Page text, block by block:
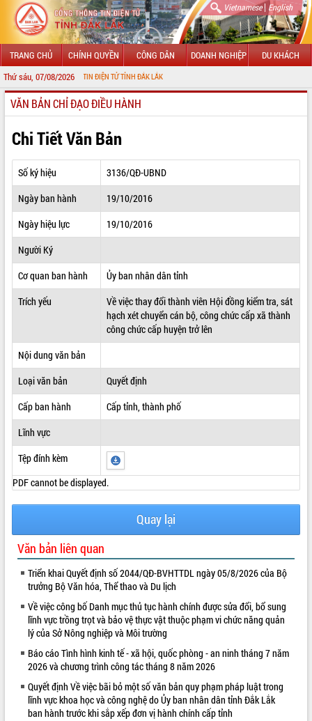
Vietnamese| English
TRANG CHỦ CHÍNH QUYỀN CÔNG DÂN DOANH NGHIỆP DU KHÁCH
Thứ sáu, 07/08/2026
THÔNG TIN ĐIỆN TỬ TỈNH ĐẮK LẮK
GIỚI THIỆU
LÃNH ĐẠO UBND TỈNH
TIN TỨC SỰ KIỆN
SỞ, BAN, NGÀNH
THÔNG TIN CHỈ ĐẠO ĐIỀU HÀNH
HỆ THỐNG VĂN BẢN
VĂN BẢN HĐND TỈNH
QUY HOẠCH - KẾ HOẠCH
VIDEO
Không có file video nào để phát.
ALBUM ẢNH
VĂN BẢN CHỈ ĐẠO ĐIỀU HÀNH
Chi Tiết Văn Bản
Số ký hiệu
3136/QĐ-UBND
Ngày ban hành
19/10/2016
Ngày hiệu lực
19/10/2016
Người Ký
Cơ quan ban hành
Ủy ban nhân dân tỉnh
Trích yếu
Về việc thay đổi thành viên Hội đồng kiểm tra, sát
hạch xét chuyển cán bộ, công chức cấp xã thành
công chức cấp huyện trở lên
Nội dung văn bản
Loại văn bản
Quyết định
Cấp ban hành
Cấp tỉnh, thành phố
Lĩnh vực
Tệp đính kèm
PDF cannot be displayed.
Quay lại
Văn bản liên quan
Triển khai Quyết định số 2044/QĐ-BVHTTDL ngày 05/8/2026 của Bộ
trưởng Bộ Văn hóa, Thể thao và Du lịch
Về việc công bố Danh mục thủ tục hành chính được sửa đổi, bổ sung
lĩnh vực trồng trọt và bảo vệ thực vật thuộc phạm vi chức năng quản
lý của Sở Nông nghiệp và Môi trường
Báo cáo Tình hình kinh tế - xã hội, quốc phòng - an ninh tháng 7 năm
2026 và chương trình công tác tháng 8 năm 2026
Quyết định Về việc bãi bỏ một số văn bản quy phạm pháp luật trong
lĩnh vực khoa học và công nghệ do Ủy ban nhân dân tỉnh Đắk Lắk
ban hành trước khi sắp xếp đơn vị hành chính cấp tỉnh